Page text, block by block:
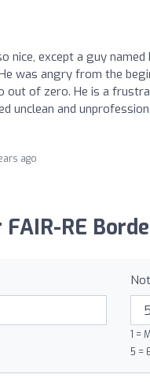
nice, except a guy
was angry from the
out of zero. He is a
unclean and
ago
RE
1 =
5 =